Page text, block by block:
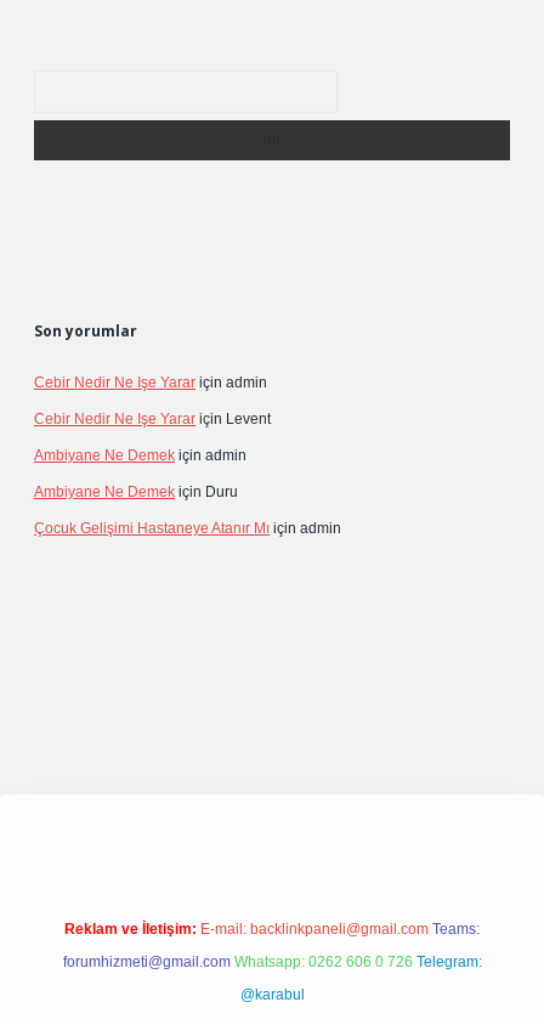
Son yorumlar
Cebir Nedir Ne Işe Yarar için admin
Cebir Nedir Ne Işe Yarar için Levent
Ambiyane Ne Demek için admin
Ambiyane Ne Demek için Duru
Çocuk Gelişimi Hastaneye Atanır Mı için admin
Reklam ve İletişim: E-mail: backlinkpaneli@gmail.com Teams:
forumhizmeti@gmail.com Whatsapp: 0262 606 0 726 Telegram:
@karabul